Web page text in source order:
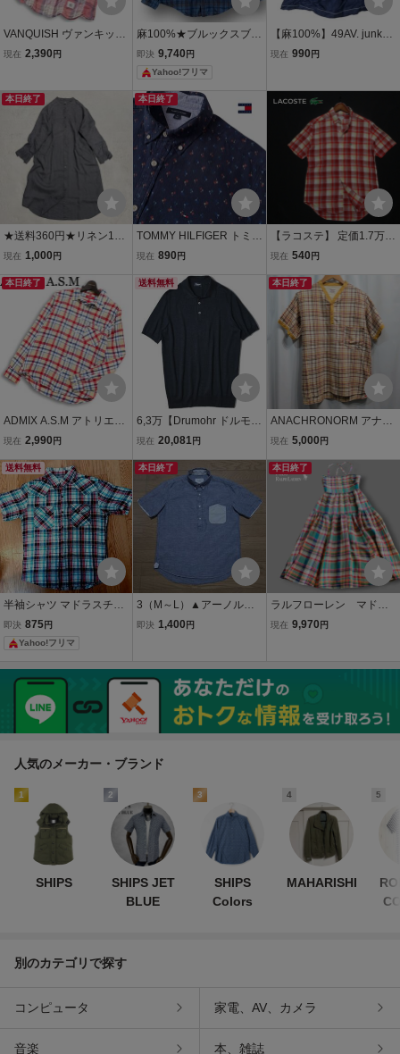
VANQUISH ヴァンキッシ
ュ 春夏 麻 リネン混★ 半
z.M メンズ
現在 2,390 円
麻100%★ブルックスブラ
ザーズ★アイリッシュリ
ネン/ポロカラーシャツ★
マドラスチェック★ネイ
ビー★REGENT★USAメ
ンズXL
即決 9,740 円
Yahoo!フリマ
【麻100%】49AV. junko s
himada ジュンコシマダ
ディース 38 M程度
現在 990 円
本日終了
★送料360円★リネン10
0% 無印良品 MUJI 長袖シ
ラー ノーカラー グレー レ
ディース 春夏 麻 サイズM
R-9535
現在 1,000 円
本日終了
TOMMY HILFIGER トミー
ヒルフィガー コットン リ
ト 半袖シャツ US M (日本
L ) ネイビー 総柄 麻 綿 シ
ャツ
現在 890 円
【ラコステ】 定価1.7万
半袖リネンシャツ 39
デザイン 麻100 ボタン
ダウン LACOSTE ラコ
ステジャパン
現在 540 円
本日終了
ADMIX A.S.M アトリエサ
ブ メン 春夏★ 長袖 麻 リ
チェック ボタンダウン シ
ャツ Sz.L メンズ ASM
現在 2,990 円
送料無料
6,3万【Drumohr ドルモア
新品】真夏も心地よし！
も進化◇上品見えする台
襟仕様◇全て完璧!リネン
ニットポロシャツ
現在 20,081 円
本日終了
ANACHRONORM アナク
ロノーム マドラスチェッ
2/M 半袖シャツ コットン
リネン/児島ジーンズ/桃太
郎ジーンズ
現在 5,000 円
送料無料
半袖シャツ マドラスチェ
ック Mサイズ
即決 875円
Yahoo!フリマ
本日終了
3（M～L）▲アーノルド
パーマー／レナウン▲麻
ー半袖ボタンダウンシャ
ツ／ワンポイント有
即決 1,400 円
本日終了
ラルフローレン マドラ
スチェック リネンワンピ
現在 9,970 円
人気のメーカー・ブランド
1
SHIPS
2
SHIPS JET
BLUE
3
SHIPS
Colors
4
MAHARISHI
5
別のカテゴリで探す
コンピュータ 家電、AV、カメラ
音楽 本、雑誌